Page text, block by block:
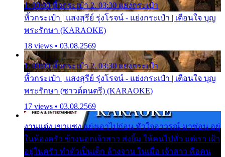
1. 00:00 หิ้วกระเป๋า 2. 03:30 แย่งกระเป๋า
หิ้วกระเป๋า | แสงสุรีย์ รุ่งโรจน์ - แย่งกระเป๋า | เตือนใจ บุญ
พระรักษา (KARAOKE)
18 views • 03.08.2569
1. 00:00 หิ้วกระเป๋า 2. 03:30 แย่งกระเป๋า
หิ้วกระเป๋า | แสงสุรีย์ รุ่งโรจน์ - แย่งกระเป๋า | เตือนใจ บุญ
พระรักษา (ซาวด์ดนตรี) (KARAOKE)
17 views • 03.08.2569
งานแต่ง เขาแซง แย่งเอาไปก่อน หัวใจอาวรณ์ มาซ่อน อยู่
ในห้องครัว ข้างนอกเจ้าสาว ส่งยิ้ม ให้คนไปทั่ว แต่เรา เฝ้า
อยู่ในครัว ทำตัวเป็นเด็ก ล้างจาน ในเมื่อ เจ้าสาว คือคน